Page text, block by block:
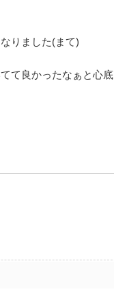
りました(まて)
て良かったなぁと心底